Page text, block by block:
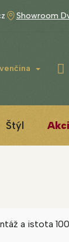
Showroom
Štýl
a istota